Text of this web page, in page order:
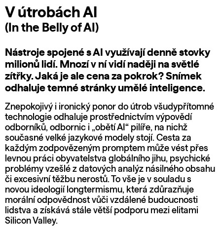
V útrobách AI
(In the Belly of AI)
Nástroje spojené s AI využívají denně stovky
milionů lidí. Mnozí v ní vidí naději na světlé
zítřky. Jaká je ale cena za pokrok? Snímek
odhaluje temné stránky umělé inteligence.
Znepokojivý i ironický ponor do útrob všudypřítomné
technologie odhaluje prostřednictvím výpovědí
odborníků, odbornic i „obětí AI“ pilíře, na nichž
současné velké jazykové modely stojí. Cesta za
každým zodpovězeným promptem může vést přes
levnou práci obyvatelstva globálního jihu, psychické
problémy vzešlé z datových analýz násilného obsahu
či excesivní těžbu nerostů. To vše je v souladu s
novou ideologií longtermismu, která zdůrazňuje
morální odpovědnost vůči vzdálené budoucnosti
lidstva a získává stále větší podporu mezi elitami
Silicon Valley.